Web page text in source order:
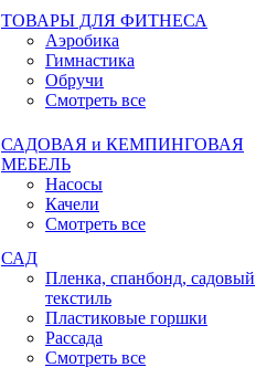
ТОВАРЫ ДЛЯ ФИТНЕСА
Аэробика
Гимнастика
Обручи
Смотреть все
САДОВАЯ и КЕМПИНГОВАЯ
МЕБЕЛЬ
Насосы
Качели
Смотреть все
САД
Пленка, спанбонд, садовый
текстиль
Пластиковые горшки
Рассада
Смотреть все